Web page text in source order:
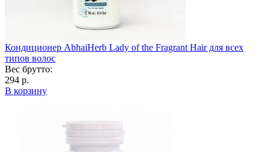
Кондиционер AbhaiHerb Lady of the Fragrant Hair для всех
типов волос
Вес брутто:
294 р.
В корзину